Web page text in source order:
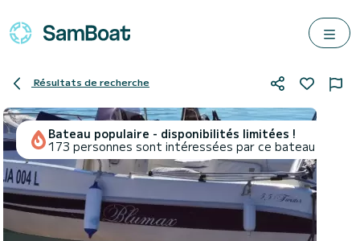
Résultats de recherche
Bateau populaire - disponibilités limitées !
173 personnes sont intéressées par ce bateau